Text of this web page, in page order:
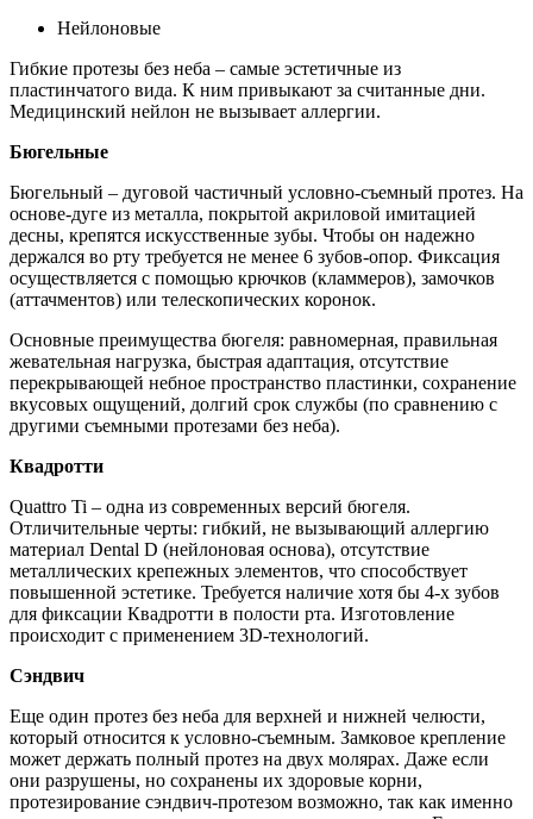
Нейлоновые
Гибкие протезы без неба – самые эстетичные из
пластинчатого вида. К ним привыкают за считанные дни.
Медицинский нейлон не вызывает аллергии.
Бюгельные
Бюгельный – дуговой частичный условно-съемный протез. На
основе-дуге из металла, покрытой акриловой имитацией
десны, крепятся искусственные зубы. Чтобы он надежно
держался во рту требуется не менее 6 зубов-опор. Фиксация
осуществляется с помощью крючков (кламмеров), замочков
(аттачментов) или телескопических коронок.
Основные преимущества бюгеля: равномерная, правильная
жевательная нагрузка, быстрая адаптация, отсутствие
перекрывающей небное пространство пластинки, сохранение
вкусовых ощущений, долгий срок службы (по сравнению с
другими съемными протезами без неба).
Квадротти
Quattro Ti – одна из современных версий бюгеля.
Отличительные черты: гибкий, не вызывающий аллергию
материал Dental D (нейлоновая основа), отсутствие
металлических крепежных элементов, что способствует
повышенной эстетике. Требуется наличие хотя бы 4-х зубов
для фиксации Квадротти в полости рта. Изготовление
происходит с применением 3D-технологий.
Сэндвич
Еще один протез без неба для верхней и нижней челюсти,
который относится к условно-съемным. Замковое крепление
может держать полный протез на двух молярах. Даже если
они разрушены, но сохранены их здоровые корни,
протезирование сэндвич-протезом возможно, так как именно